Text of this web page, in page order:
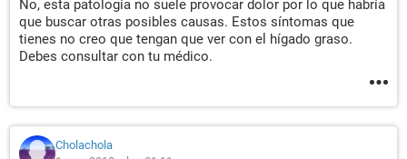
No, esta patología no suele provocar dolor por lo que habría
que buscar otras posibles causas. Estos síntomas que
tienes no creo que tengan que ver con el hígado graso.
Debes consultar con tu médico.
Cholachola